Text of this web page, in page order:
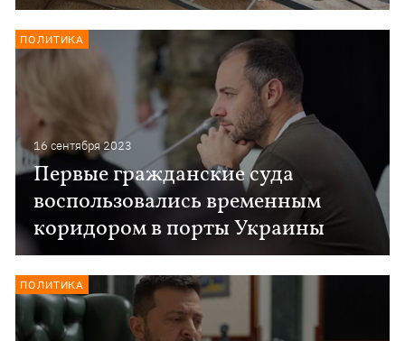
16 сентября 2023
Первые гражданские суда
воспользовались временным
коридором в порты Украины
ПОЛИТИКА
ПОЛИТИКА